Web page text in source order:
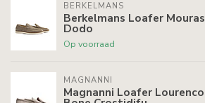
BERKELMANS
Berkelmans Loafer Mouras
Dodo
Op voorraad
MAGNANNI
Magnanni Loafer Lourenco